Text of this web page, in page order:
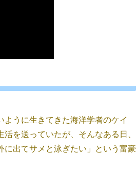
うに生きてきた海洋学者のケイ
を送っていたが、そんなある日、
出てサメと泳ぎたい」という富豪